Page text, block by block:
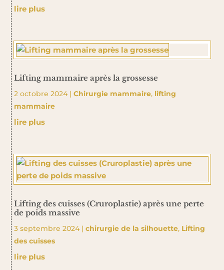
lire plus
Lifting mammaire après la grossesse
2 octobre 2024| Chirurgie mammaire, lifting
mammaire
lire plus
Lifting des cuisses (Cruroplastie) après une perte
de poids massive
3 septembre 2024| chirurgie de la silhouette, Lifting
des cuisses
lire plus